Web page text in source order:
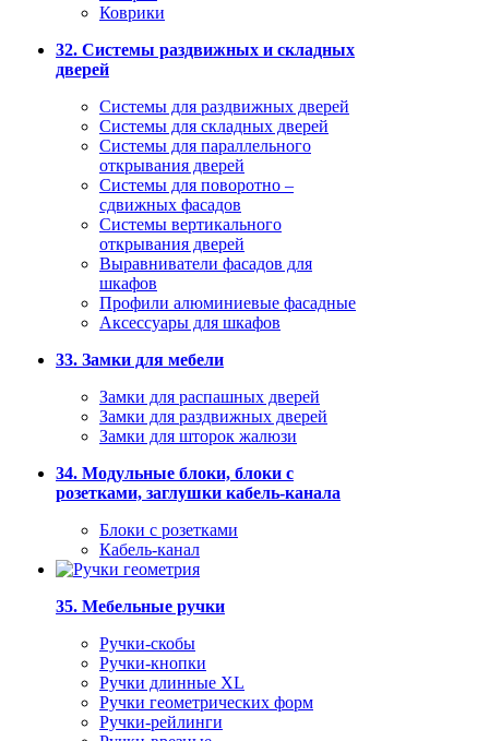
Коврики
32. Системы раздвижных и складных
дверей
Системы для раздвижных дверей
Системы для складных дверей
Системы для параллельного
открывания дверей
Системы для поворотно –
сдвижных фасадов
Системы вертикального
открывания дверей
Выравниватели фасадов для
шкафов
Профили алюминиевые фасадные
Аксессуары для шкафов
33. Замки для мебели
Замки для распашных дверей
Замки для раздвижных дверей
Замки для шторок жалюзи
34. Модульные блоки, блоки с
розетками, заглушки кабель-канала
Блоки с розетками
Кабель-канал
35. Мебельные ручки
Ручки-скобы
Ручки-кнопки
Ручки длинные XL
Ручки геометрических форм
Ручки-рейлинги